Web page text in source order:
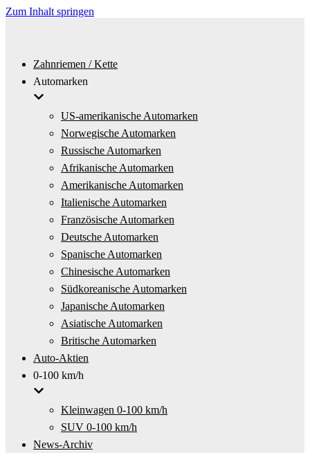
Zum Inhalt springen
Zahnriemen / Kette
Automarken
US-amerikanische Automarken
Norwegische Automarken
Russische Automarken
Afrikanische Automarken
Amerikanische Automarken
Italienische Automarken
Französische Automarken
Deutsche Automarken
Spanische Automarken
Chinesische Automarken
Südkoreanische Automarken
Japanische Automarken
Asiatische Automarken
Britische Automarken
Auto-Aktien
0-100 km/h
Kleinwagen 0-100 km/h
SUV 0-100 km/h
News-Archiv